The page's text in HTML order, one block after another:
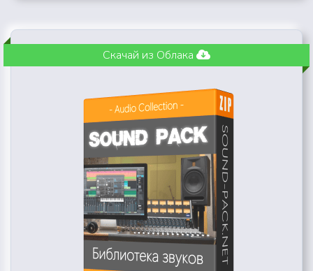
Скачай из Облака